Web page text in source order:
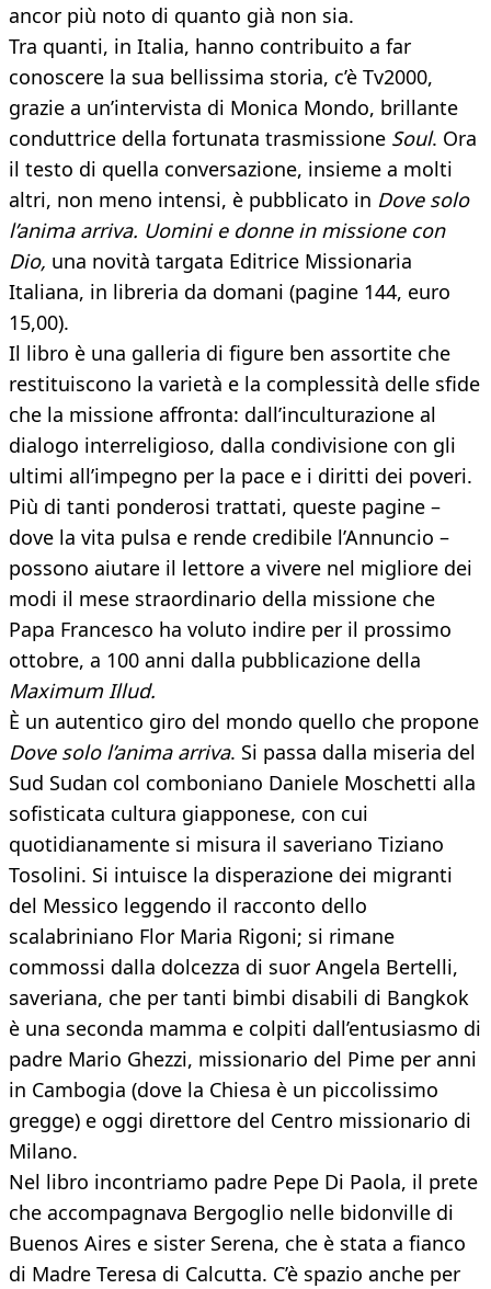
ancor più noto di quanto già non sia.
Tra quanti, in Italia, hanno contribuito a far
conoscere la sua bellissima storia, c’è Tv2000,
grazie a un’intervista di Monica Mondo, brillante
conduttrice della fortunata trasmissione Soul. Ora
il testo di quella conversazione, insieme a molti
altri, non meno intensi, è pubblicato in Dove solo
l’anima arriva. Uomini e donne in missione con
Dio, una novità targata Editrice Missionaria
Italiana, in libreria da domani (pagine 144, euro
15,00).
Il libro è una galleria di figure ben assortite che
restituiscono la varietà e la complessità delle sfide
che la missione affronta: dall’inculturazione al
dialogo interreligioso, dalla condivisione con gli
ultimi all’impegno per la pace e i diritti dei poveri.
Più di tanti ponderosi trattati, queste pagine –
dove la vita pulsa e rende credibile l’Annuncio –
possono aiutare il lettore a vivere nel migliore dei
modi il mese straordinario della missione che
Papa Francesco ha voluto indire per il prossimo
ottobre, a 100 anni dalla pubblicazione della
Maximum Illud.
È un autentico giro del mondo quello che propone
Dove solo l’anima arriva. Si passa dalla miseria del
Sud Sudan col comboniano Daniele Moschetti alla
sofisticata cultura giapponese, con cui
quotidianamente si misura il saveriano Tiziano
Tosolini. Si intuisce la disperazione dei migranti
del Messico leggendo il racconto dello
scalabriniano Flor Maria Rigoni; si rimane
commossi dalla dolcezza di suor Angela Bertelli,
saveriana, che per tanti bimbi disabili di Bangkok
è una seconda mamma e colpiti dall’entusiasmo di
padre Mario Ghezzi, missionario del Pime per anni
in Cambogia (dove la Chiesa è un piccolissimo
gregge) e oggi direttore del Centro missionario di
Milano.
Nel libro incontriamo padre Pepe Di Paola, il prete
che accompagnava Bergoglio nelle bidonville di
Buenos Aires e sister Serena, che è stata a fianco
di Madre Teresa di Calcutta. C’è spazio anche per